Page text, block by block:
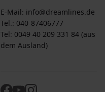
E-Mail: info@dreamlines.de
Tel.: 040-87406777
Tel: 0049 40 209 331 84 (aus
dem Ausland)